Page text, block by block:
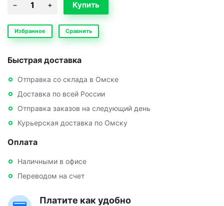
Избранное Сравнить
Быстрая доставка
Отправка со склада в Омске
Доставка по всей России
Отправка заказов на следующий день
Курьерская доставка по Омску
Оплата
Наличными в офисе
Переводом на счет
Платите как удобно